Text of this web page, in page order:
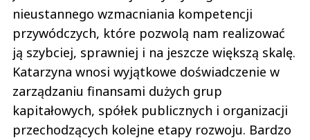
nieustannego wzmacniania kompetencji
przywódczych, które pozwolą nam realizować
ją szybciej, sprawniej i na jeszcze większą skalę.
Katarzyna wnosi wyjątkowe doświadczenie w
zarządzaniu finansami dużych grup
kapitałowych, spółek publicznych i organizacji
przechodzących kolejne etapy rozwoju. Bardzo